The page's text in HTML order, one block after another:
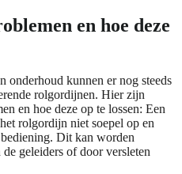
en hoe deze
onderhoud kunnen er nog steeds
rolgordijnen. Hier zijn
en hoe deze op te lossen: Een
rolgordijn niet soepel op en
Dit kan worden
geleiders of door versleten